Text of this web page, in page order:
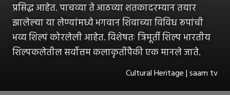
प्रसिद्ध आहेत. पाचव्या ते आठव्या शतकादरम्यान तयार
झालेल्या या लेण्यांमध्ये भगवान शिवाच्या विविध रूपांची
भव्य शिल्पं कोरलेली आहेत. विशेषतः त्रिमूर्ती शिल्प भारतीय
शिल्पकलेतील सर्वोत्तम कलाकृतींपैकी एक मानले जाते.
Cultural Heritage | saam tv